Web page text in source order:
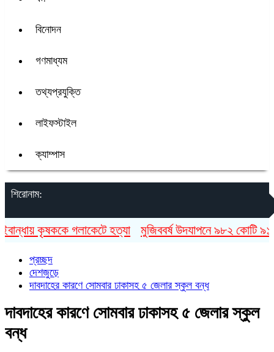
বিনোদন
গণমাধ্যম
তথ্যপ্রযুক্তি
লাইফস্টাইল
ক্যাম্পাস
শিরোনাম:
কৃষককে গলাকেটে হত্যা মুজিববর্ষ উদযাপনে ৯৮২ কোটি ৯১
প্রচ্ছদ
দেশজুড়ে
দাবদাহের কারণে সোমবার ঢাকাসহ ৫ জেলার স্কুল বন্ধ
দাবদাহের কারণে সোমবার ঢাকাসহ ৫ জেলার স্কুল
বন্ধ